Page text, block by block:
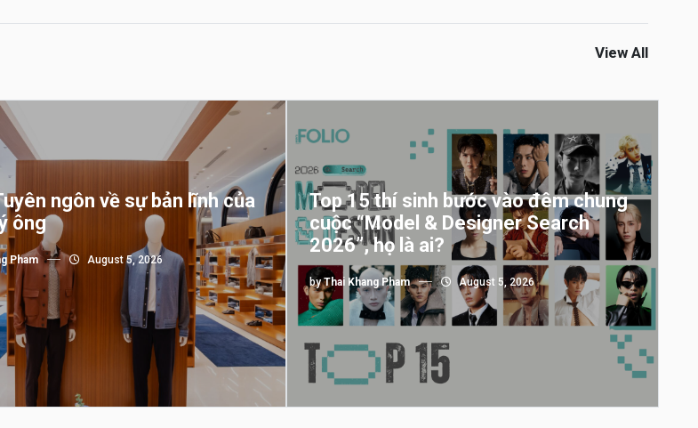
View All
ngôn về sự bản lĩnh của
ông
Pham August 5, 2026
Top 15 thí sinh bước vào đêm chung
cuộc “Model & Designer Search
2026”, họ là ai?
byThai Khang Pham August 5, 2026